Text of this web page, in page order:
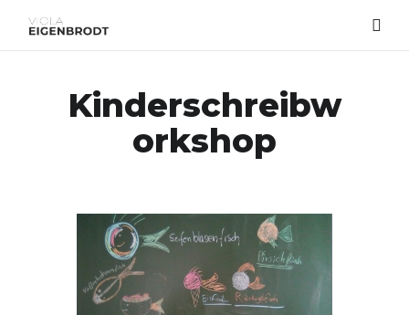
Kinderschreibw
orkshop